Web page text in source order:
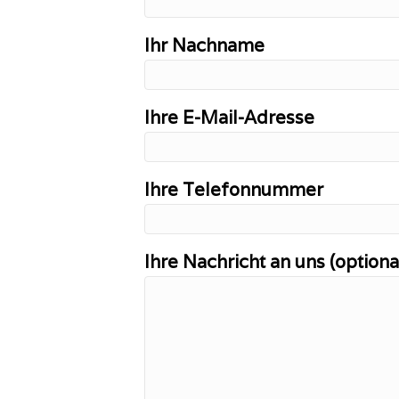
Ihr Nachname
Ihre E-Mail-Adresse
Ihre Telefonnummer
Ihre Nachricht an uns